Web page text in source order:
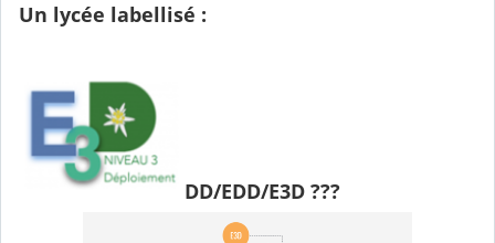
Un lycée labellisé :
DD/EDD/E3D ???